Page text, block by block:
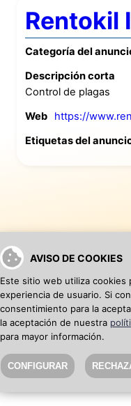
AVISO DE COOKIES
Este sitio web utiliza cookies
experiencia de usuario. Si
consentimiento para la
la aceptación de nuestra
para mayor información.
CONFIGURAR
Rentokil
Categoría del
Descripción corta
Control de plagas
Web
https://
Etiquetas del
VOLVER A INICIO
SEO Blog